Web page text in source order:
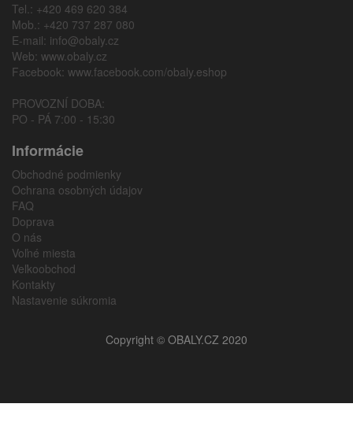
Tel.: +420 469 620 384
Mob.: +420 737 287 080
E-mail: info@obaly.cz
Web: www.obaly.cz
Facebook: www.facebook.com/obaly.eshop
PROVOZNÍ DOBA:
PO - PÁ 7:00 - 15:30
Informácie
Obchodné podmienky
Ochrana osobných údajov
FAQ
Doprava
O nás
Voľné miesta
Veľkoobchod
Kontakty
Nastavenie súkromia
Copyright © OBALY.CZ 2020